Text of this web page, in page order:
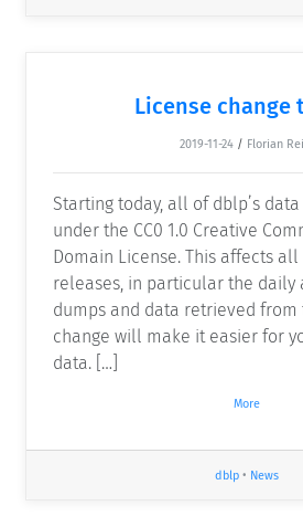
License change
2019-11-24 / Florian
Starting today, all of dblp’s
under the CC0 1.0 Creative
Domain License. This affects
releases, in particular the daily
dumps and data retrieved from
change will make it easier for
data. […]
More
dblp • News